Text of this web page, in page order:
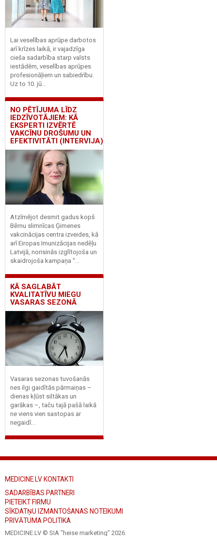
Lai veselības aprūpe darbotos
arī krīzes laikā, ir vajadzīga
cieša sadarbība starp valsts
iestādēm, veselības aprūpes
profesionāļiem un sabiedrību.
Uz to 10. jū...
NO PĒTĪJUMA LĪDZ
IEDZĪVOTĀJIEM: KĀ
EKSPERTI IZVĒRTĒ
VAKCĪNU DROŠUMU UN
EFEKTIVITĀTI (INTERVIJA)
Atzīmējot desmit gadus kopš
Bērnu slimnīcas Ģimenes
vakcinācijas centra izveides, kā
arī Eiropas Imunizācijas nedēļu
Latvijā, norisinās izglītojoša un
skaidrojoša kampaņa “...
KĀ SAGLABĀT
KVALITATĪVU MIEGU
VASARAS SEZONĀ
Vasaras sezonas tuvošanās
nes ilgi gaidītās pārmaiņas –
dienas kļūst siltākas un
garākas –, taču tajā pašā laikā
ne viens vien sastopas ar
negaidī...
MEDICINE.LV KONTAKTI
SADARBĪBAS PARTNERI
PIETEIKT FIRMU
SĪKDATŅU IZMANTOŠANAS NOTEIKUMI
PRIVĀTUMA POLITIKA
MEDICINE.LV © SIA "heise marketing" 2026.